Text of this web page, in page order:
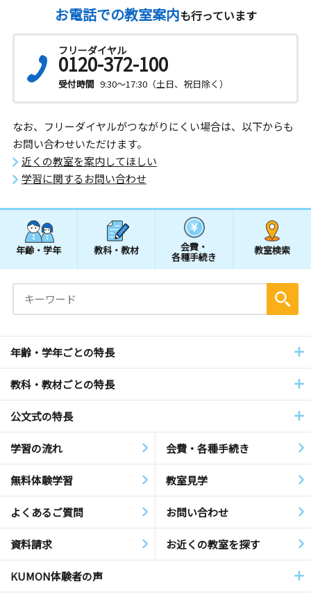
お電話での教室案内も行っています
フリーダイヤル
0120-372-100
受付時間 9:30～17:30（土日、祝日除く）
なお、フリーダイヤルがつながりにくい場合は、以下からも
お問い合わせいただけます。
近くの教室を案内してほしい
学習に関するお問い合わせ
年齢・学年 教科・教材 会費・
各種手続き
教室検索
年齢・学年ごとの特長
教科・教材ごとの特長
公文式の特長
学習の流れ 会費・各種手続き
無料体験学習 教室見学
よくあるご質問 お問い合わせ
資料請求 お近くの教室を探す
KUMON体験者の声